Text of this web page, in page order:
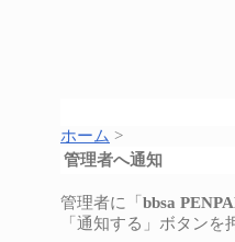
ホーム >
管理者へ通知
管理者に「bbsa
「通知する」ボタン